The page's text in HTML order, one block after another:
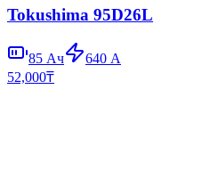
Tokushima 95D26L
85 Ач 640 А
52,000₸